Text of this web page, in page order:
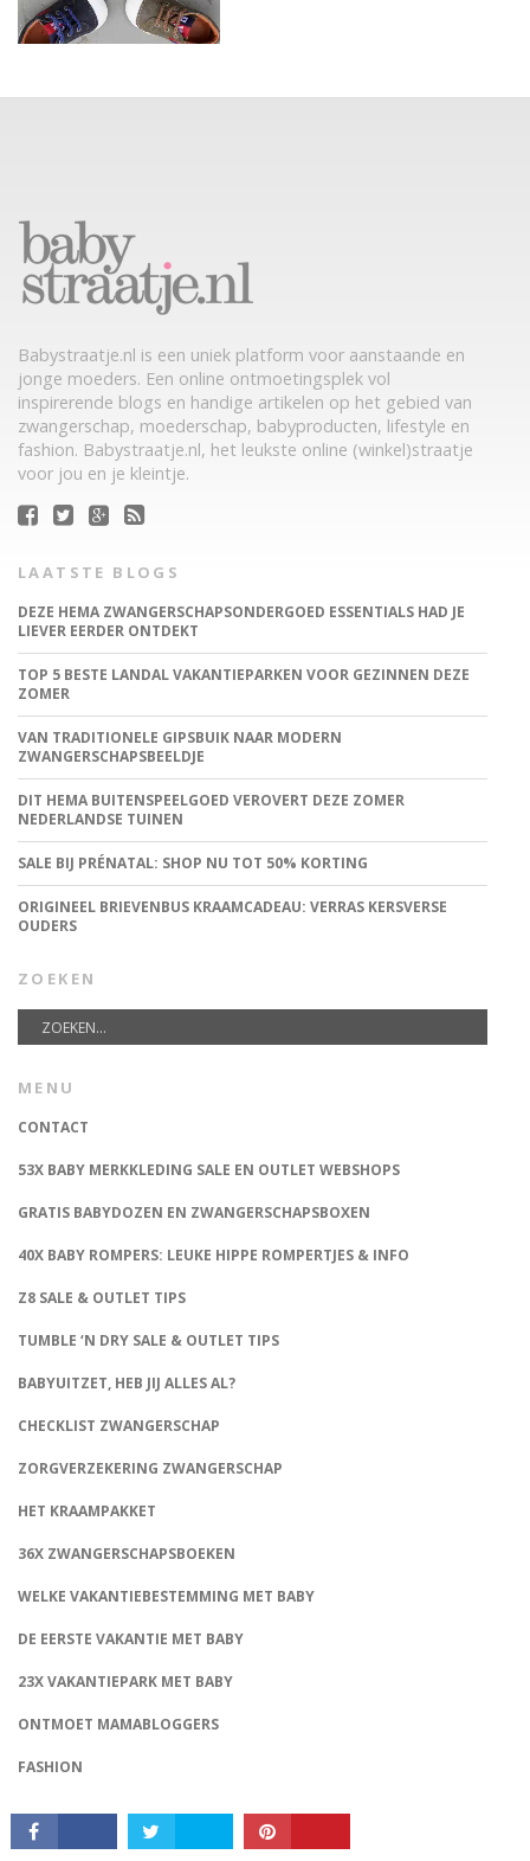
CONNECT
Babystraatje.nl is een uniek platform voor aanstaande en
jonge moeders. Een online ontmoetingsplek vol
inspirerende blogs en handige artikelen op het gebied van
zwangerschap, moederschap, babyproducten, lifestyle en
fashion. Babystraatje.nl, het leukste online (winkel)straatje
voor jou en je kleintje.
LAATSTE BLOGS
DEZE HEMA ZWANGERSCHAPSONDERGOED ESSENTIALS HAD JE
LIEVER EERDER ONTDEKT
TOP 5 BESTE LANDAL VAKANTIEPARKEN VOOR GEZINNEN DEZE
ZOMER
VAN TRADITIONELE GIPSBUIK NAAR MODERN
ZWANGERSCHAPSBEELDJE
DIT HEMA BUITENSPEELGOED VEROVERT DEZE ZOMER
NEDERLANDSE TUINEN
SALE BIJ PRÉNATAL: SHOP NU TOT 50% KORTING
ORIGINEEL BRIEVENBUS KRAAMCADEAU: VERRAS KERSVERSE
OUDERS
ZOEKEN
MENU
CONTACT
53X BABY MERKKLEDING SALE EN OUTLET WEBSHOPS
GRATIS BABYDOZEN EN ZWANGERSCHAPSBOXEN
40X BABY ROMPERS: LEUKE HIPPE ROMPERTJES & INFO
Z8 SALE & OUTLET TIPS
TUMBLE ‘N DRY SALE & OUTLET TIPS
BABYUITZET, HEB JIJ ALLES AL?
CHECKLIST ZWANGERSCHAP
ZORGVERZEKERING ZWANGERSCHAP
HET KRAAMPAKKET
36X ZWANGERSCHAPSBOEKEN
WELKE VAKANTIEBESTEMMING MET BABY
DE EERSTE VAKANTIE MET BABY
23X VAKANTIEPARK MET BABY
ONTMOET MAMABLOGGERS
FASHION
SHOP